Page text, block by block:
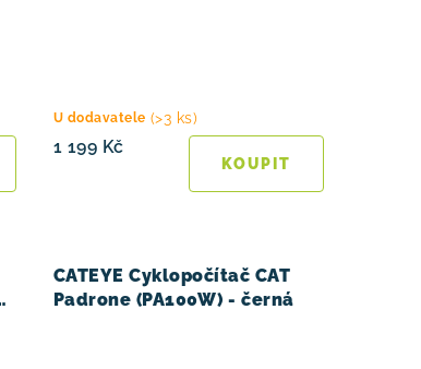
U dodavatele (>3 ks)
1 199 Kč
CATEYE Cyklopočítač CAT
Padrone (PA100W) - černá